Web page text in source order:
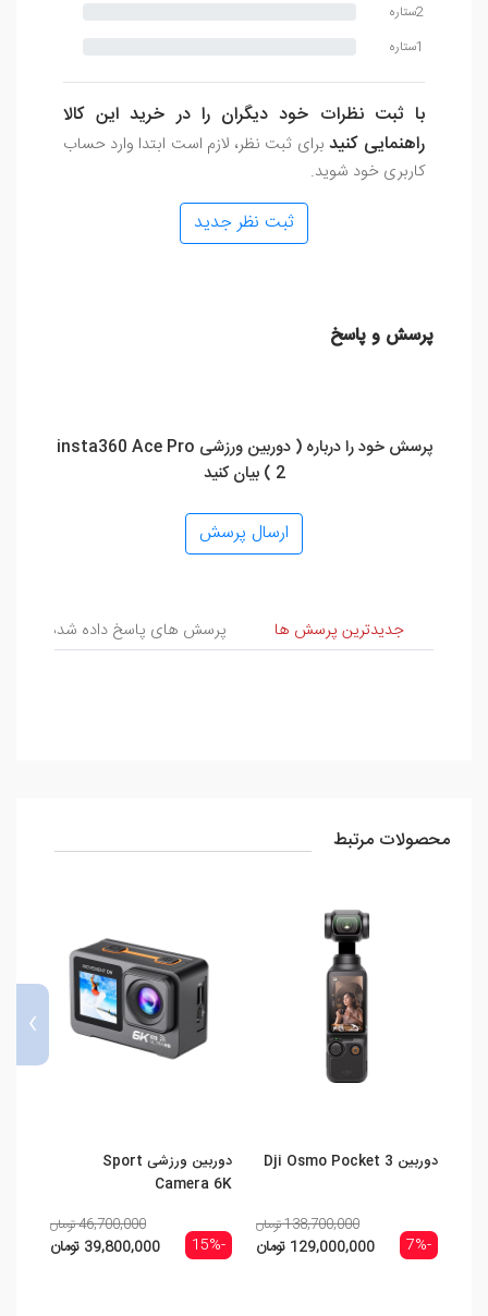
2ستاره
1ستاره
با ثبت نظرات خود دیگران را در خرید این کالا
راهنمایی کنید برای ثبت نظر، لازم است ابتدا وارد حساب
کاربری خود شوید.
ثبت نظر جدید
پرسش و پاسخ
پرسش خود را درباره ( دوربین ورزشی insta360 Ace Pro
2 ) بیان کنید
ارسال پرسش
پرسش و پاسخ
جدیدترین پرسش ها پرسش های پاسخ داده شده
محصولات مرتبط
دوربین Dji Osmo Pocket 3
-7%
138,700,000 تومان
129,000,000 تومان
دوربین ورزشی Sport
Camera 6K
-15%
46,700,000 تومان
39,800,000 تومان
›